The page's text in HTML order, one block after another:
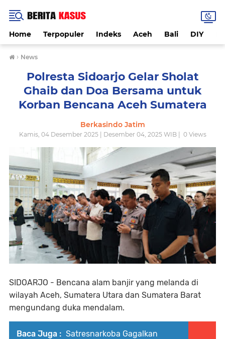
Home Terpopuler Indeks Aceh Bali DIY
› News
Polresta Sidoarjo Gelar Sholat
Ghaib dan Doa Bersama untuk
Korban Bencana Aceh Sumatera
Berkasindo Jatim
Kamis, 04 Desember 2025 | Desember 04, 2025 WIB | 0Views
SIDOARJO - Bencana alam banjir yang melanda di
wilayah Aceh, Sumatera Utara dan Sumatera Barat
mengundang duka mendalam.
Baca Juga : ‎Satresnarkoba Gagalkan